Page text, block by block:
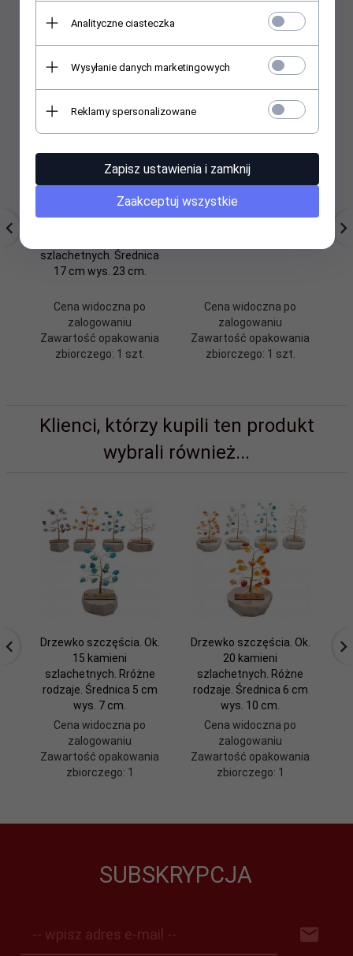
Polecamy
szlachetnych. Średnica
17 cm wys. 23 cm.
Cena widoczna po
zalogowaniu
Zawartość opakowania
zbiorczego: 1 szt.
Cena widoczna po
zalogowaniu
Zawartość opakowania
zbiorczego: 1 szt.
Klienci, którzy kupili ten produkt
wybrali również...
Drzewko szczęścia. Ok.
15 kamieni
szlachetnych. Rróżne
rodzaje. Średnica 5 cm
wys. 7 cm.
Cena widoczna po
zalogowaniu
Zawartość opakowania
zbiorczego: 1
Drzewko szczęścia. Ok.
20 kamieni
szlachetnych. Różne
rodzaje. Średnica 6 cm
wys. 10 cm.
Cena widoczna po
zalogowaniu
Zawartość opakowania
zbiorczego: 1
SUBSKRYPCJA
-- wpisz adres e-mail --
Analityczne ciasteczka
Wysyłanie danych marketingowych
Reklamy spersonalizowane
Zapisz ustawienia i zamknij
Zaakceptuj wszystkie